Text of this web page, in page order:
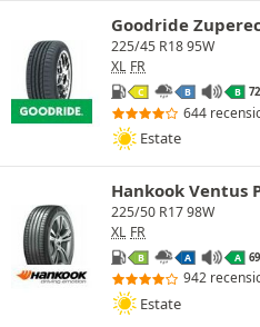
Goodride
225/45 R18 95W
XL FR
C B B
644
Estate
Hankook Ventus
225/50 R17 98W
XL FR
B A A
942
Estate